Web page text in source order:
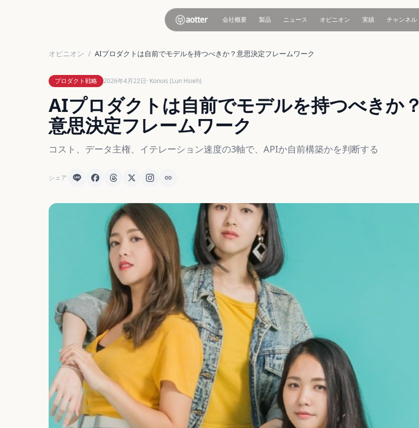
会社概要 製品 ニュース オピニオン 実績 チャンネル
オピニオン / AIプロダクトは自前でモデルを持つべきか？意思決定フレームワーク
プロダクト戦略 2026年4月22日· Konois (Lun Hsieh)
AIプロダクトは自前でモデルを持つべきか？
意思決定フレームワーク
コスト、データ主権、イテレーション速度の3軸で、APIか自前構築かを判断する
シェア